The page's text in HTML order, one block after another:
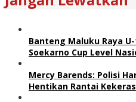
Banteng Maluku Raya
Soekarno Cup Level
Mercy Barends: Polisi
Hentikan Rantai